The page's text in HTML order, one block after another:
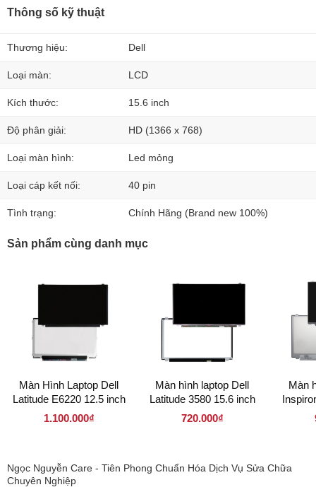
Thông số kỹ thuật
Thương hiệu: Dell
Loại màn: LCD
Kích thước: 15.6 inch
Độ phân giải: HD (1366 x 768)
Loại màn hình: Led mỏng
Loại cáp kết nối: 40 pin
Tình trạng: Chính Hãng (Brand new 100%)
Sản phẩm cùng danh mục
Màn Hình Laptop Dell
Latitude E6220 12.5 inch
LED Mỏng 40 pin (
1.100.000₫
Màn hình laptop Dell
Latitude 3580 15.6 inch
LED Mỏng 30 pin (
720.000₫
Màn
Ngọc Nguyễn Care - Tiên Phong Chuẩn Hóa Dịch Vụ Sửa Chữa
Chuyên Nghiệp